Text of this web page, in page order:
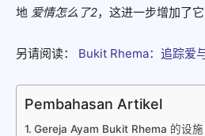
地 爱情怎么了2，这进一步增加了
另请阅读： Bukit Rhema：追踪爱
Pembahasan Artikel
Gereja Ayam Bukit Rhema 的设施